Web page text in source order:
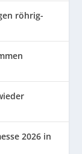
röhrig-
2026 in